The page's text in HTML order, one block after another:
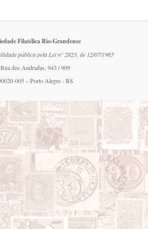
Filatélica Rio-Grandense
pública pela Lei n° 2823, de 12/07/1965
Rua dos Andradas, 943 / 909
005 – Porto Alegre - RS